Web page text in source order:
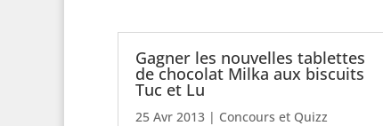
Gagner les nouvelles tablettes
de chocolat Milka aux biscuits
Tuc et Lu
25 Avr 2013 | Concours et Quizz